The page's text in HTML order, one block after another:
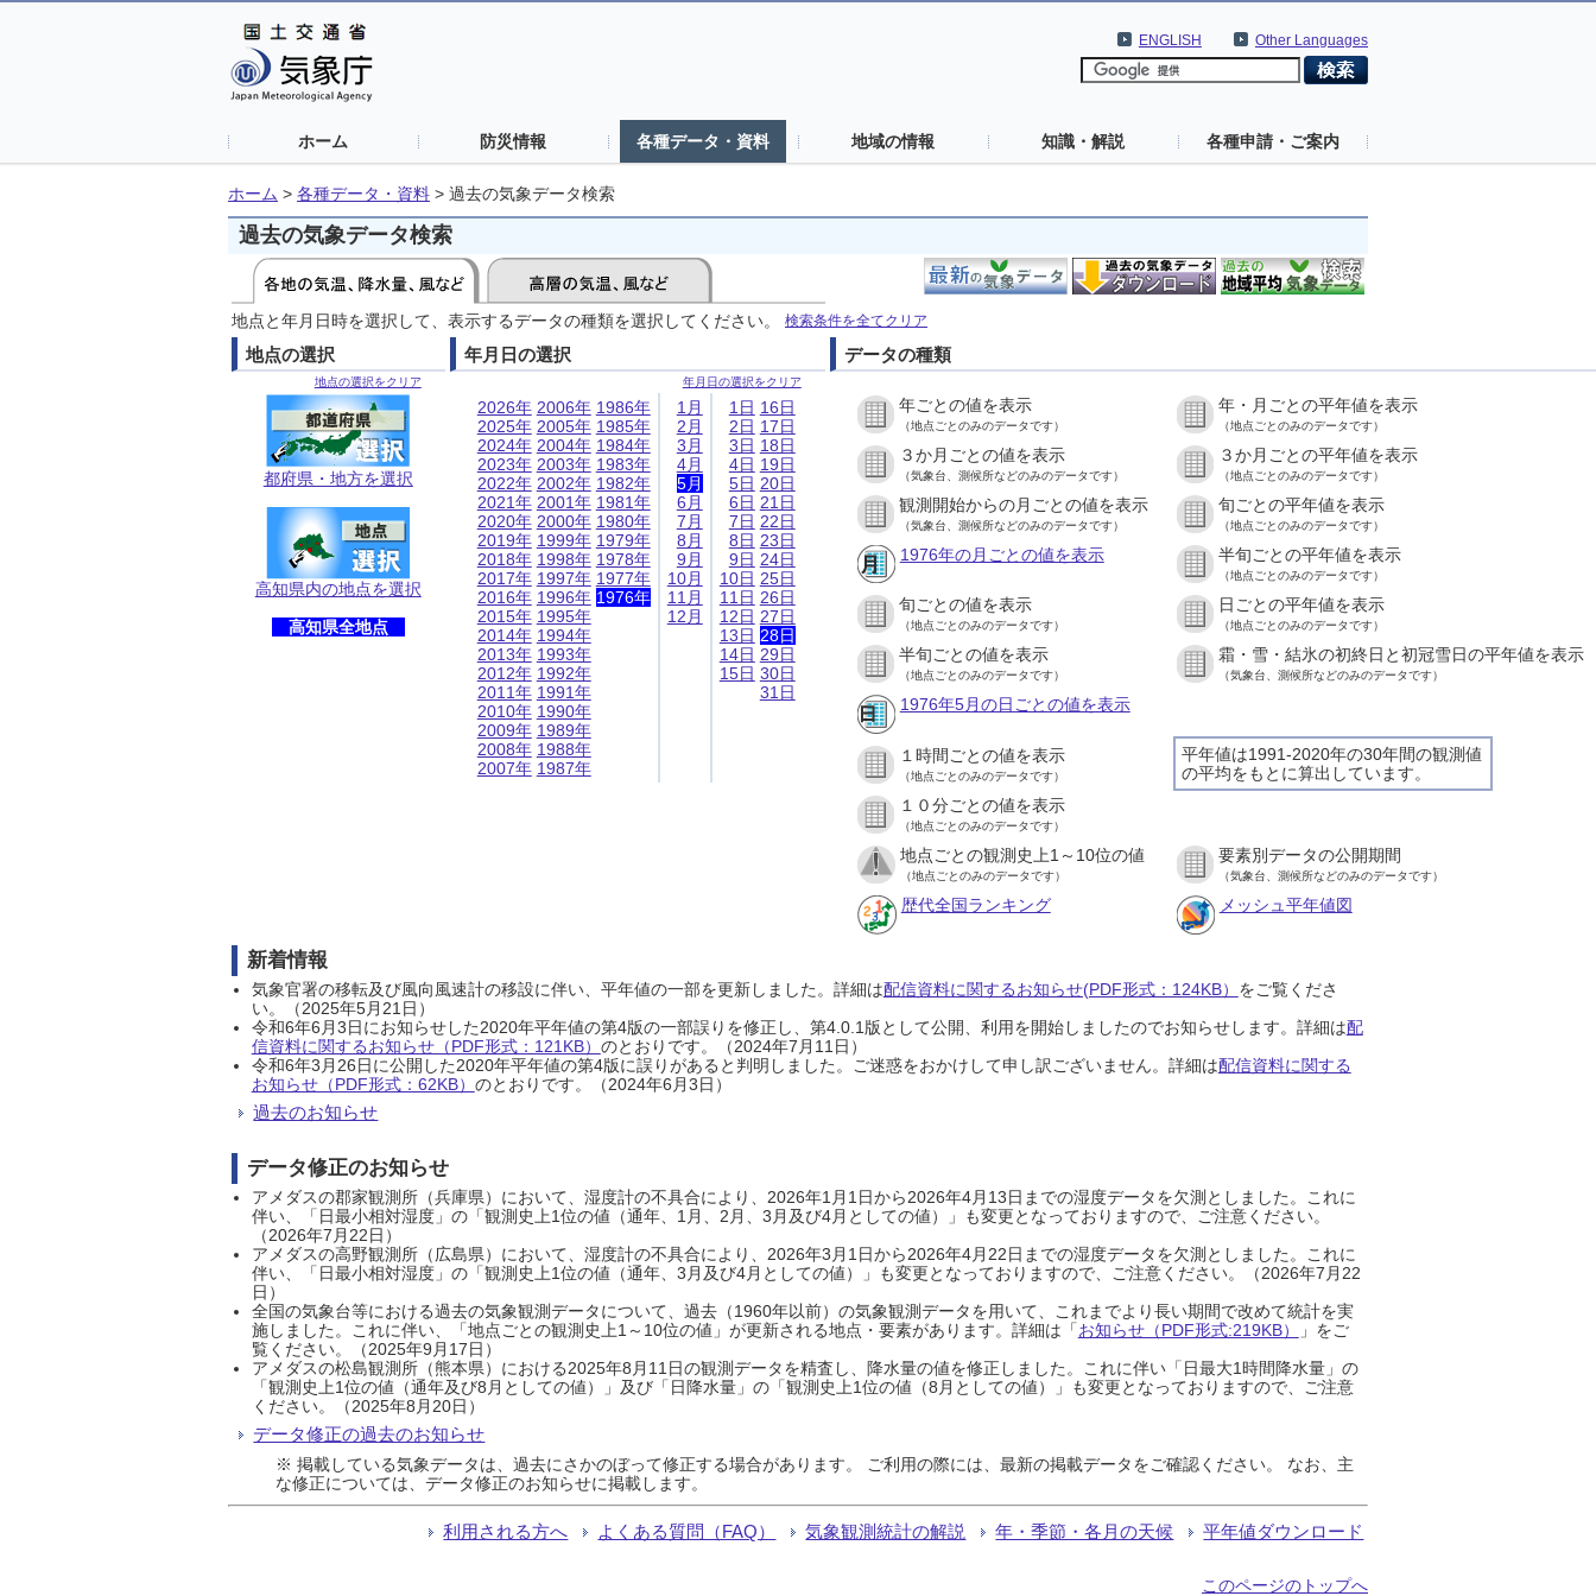
Other Languages
ENGLISH
ホーム 防災情報 各種データ・資料 地域の情報 知識・解説 各種申請・ご案内
ホーム > 各種データ・資料 > 過去の気象データ検索
過去の気象データ検索
地点と年月日時を選択して、表示するデータの種類を選択してください。 検索条件を全てクリア
地点の選択
地点の選択をクリア
都府県・地方を選択
高知県内の地点を選択
高知県全地点
年月日の選択
年月日の選択をクリア
2026年
2025年
2024年
2023年
2022年
2021年
2020年
2019年
2018年
2017年
2016年
2015年
2014年
2013年
2012年
2011年
2010年
2009年
2008年
2007年
2006年
2005年
2004年
2003年
2002年
2001年
2000年
1999年
1998年
1997年
1996年
1995年
1994年
1993年
1992年
1991年
1990年
1989年
1988年
1987年
1986年
1985年
1984年
1983年
1982年
1981年
1980年
1979年
1978年
1977年
1976年
1月
2月
3月
4月
5月
6月
7月
8月
9月
10月
11月
12月
1日
2日
3日
4日
5日
6日
7日
8日
9日
10日
11日
12日
13日
14日
15日
16日
17日
18日
19日
20日
21日
22日
23日
24日
25日
26日
27日
28日
29日
30日
31日
データの種類
年ごとの値を表示
（地点ごとのみのデータです）
年・月ごとの平年値を表示
（地点ごとのみのデータです）
３か月ごとの値を表示
（気象台、測候所などのみのデータです）
３か月ごとの平年値を表示
（地点ごとのみのデータです）
観測開始からの月ごとの値を表示
（気象台、測候所などのみのデータです）
旬ごとの平年値を表示
（地点ごとのみのデータです）
1976年の月ごとの値を表示 半旬ごとの平年値を表示
（地点ごとのみのデータです）
旬ごとの値を表示
（地点ごとのみのデータです）
日ごとの平年値を表示
（地点ごとのみのデータです）
半旬ごとの値を表示
（地点ごとのみのデータです）
霜・雪・結氷の初終日と初冠雪日の平年値を表示
（気象台、測候所などのみのデータです）
1976年5月の日ごとの値を表示
平年値は1991-2020年の30年間の観測値
の平均をもとに算出しています。
１時間ごとの値を表示
（地点ごとのみのデータです）
１０分ごとの値を表示
（地点ごとのみのデータです）
地点ごとの観測史上1～10位の値
（地点ごとのみのデータです）
要素別データの公開期間
（気象台、測候所などのみのデータです）
歴代全国ランキング メッシュ平年値図
新着情報
気象官署の移転及び風向風速計の移設に伴い、平年値の一部を更新しました。詳細は配信資料に関するお知らせ(PDF形式：124KB） をご覧くださ
い。（2025年5月21日）
令和6年6月3日にお知らせした2020年平年値の第4版の一部誤りを修正し、第4.0.1版として公開、利用を開始しましたのでお知らせします。詳細は配
信資料に関するお知らせ（PDF形式：121KB） のとおりです。（2024年7月11日）
令和6年3月26日に公開した2020年平年値の第4版に誤りがあると判明しました。ご迷惑をおかけして申し訳ございません。詳細は配信資料に関する
お知らせ（PDF形式：62KB） のとおりです。（2024年6月3日）
過去のお知らせ
データ修正のお知らせ
アメダスの郡家観測所（兵庫県）において、湿度計の不具合により、2026年1月1日から2026年4月13日までの湿度データを欠測としました。これに
伴い、「日最小相対湿度」の「観測史上1位の値（通年、1月、2月、3月及び4月としての値）」も変更となっておりますので、ご注意ください。
（2026年7月22日）
アメダスの高野観測所（広島県）において、湿度計の不具合により、2026年3月1日から2026年4月22日までの湿度データを欠測としました。これに
伴い、「日最小相対湿度」の「観測史上1位の値（通年、3月及び4月としての値）」も変更となっておりますので、ご注意ください。（2026年7月22
日）
全国の気象台等における過去の気象観測データについて、過去（1960年以前）の気象観測データを用いて、これまでより長い期間で改めて統計を実
施しました。これに伴い、「地点ごとの観測史上1～10位の値」が更新される地点・要素があります。詳細は「お知らせ（PDF形式:219KB）
」をご
覧ください。（2025年9月17日）
アメダスの松島観測所（熊本県）における2025年8月11日の観測データを精査し、降水量の値を修正しました。これに伴い「日最大1時間降水量」の
「観測史上1位の値（通年及び8月としての値）」及び「日降水量」の「観測史上1位の値（8月としての値）」も変更となっておりますので、ご注意
ください。（2025年8月20日）
データ修正の過去のお知らせ
※ 掲載している気象データは、過去にさかのぼって修正する場合があります。 ご利用の際には、最新の掲載データをご確認ください。 なお、主
な修正については、データ修正のお知らせに掲載します。
利用される方へ よくある質問（FAQ） 気象観測統計の解説 年・季節・各月の天候 平年値ダウンロード
このページのトップへ